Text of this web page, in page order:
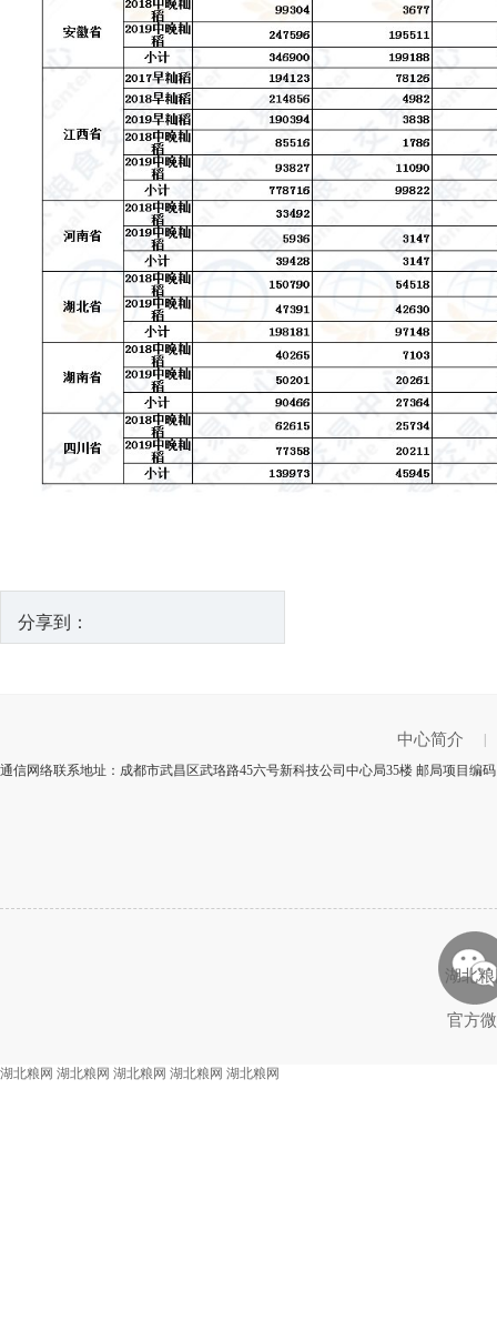
分享到：
中心简介
|
通信网络联系地址：成都市武昌区武珞路45六号新科技公司中心局35楼 邮局项目编
湖北
官方
湖北粮网 湖北粮网 湖北粮网 湖北粮网 湖北粮网